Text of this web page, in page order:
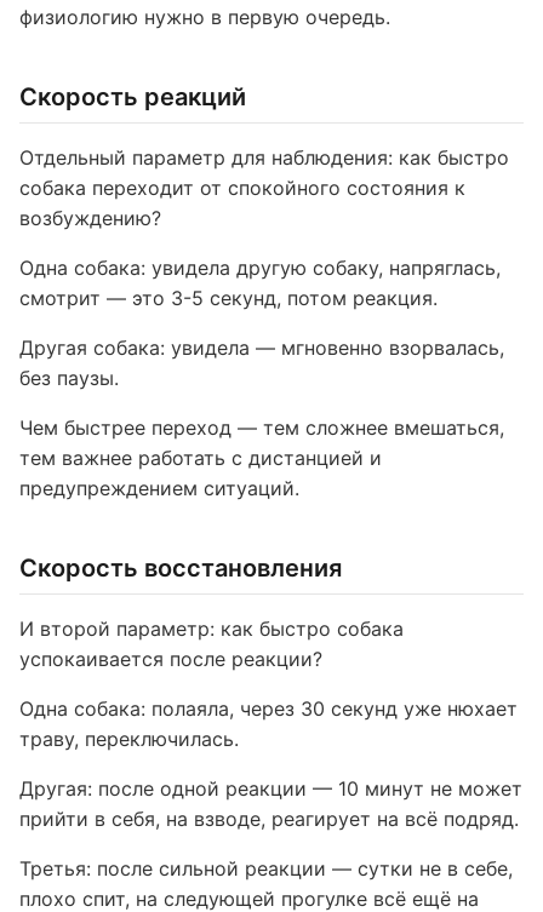
физиологию нужно в первую очередь.
Скорость реакций
Отдельный параметр для наблюдения: как быстро
собака переходит от спокойного состояния к
возбуждению?
Одна собака: увидела другую собаку, напряглась,
смотрит — это 3-5 секунд, потом реакция.
Другая собака: увидела — мгновенно взорвалась,
без паузы.
Чем быстрее переход — тем сложнее вмешаться,
тем важнее работать с дистанцией и
предупреждением ситуаций.
Скорость восстановления
И второй параметр: как быстро собака
успокаивается после реакции?
Одна собака: полаяла, через 30 секунд уже нюхает
траву, переключилась.
Другая: после одной реакции — 10 минут не может
прийти в себя, на взводе, реагирует на всё подряд.
Третья: после сильной реакции — сутки не в себе,
плохо спит, на следующей прогулке всё ещё на